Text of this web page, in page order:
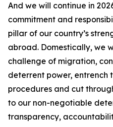
And we will continue in
commitment and
pillar of our country’s
abroad. Domestically, we
challenge of migration,
deterrent power, entrench
procedures and cut
to our non-negotiable
transparency,